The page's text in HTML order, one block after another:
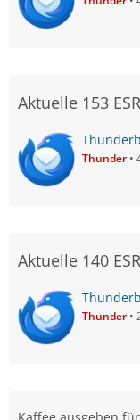
Aktuelle 153
Thunder
Aktuelle 140
Thunder